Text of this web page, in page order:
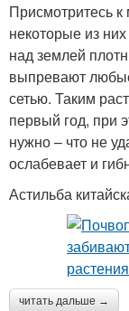
Присмотритесь к
некоторые из
над землей
выпревают
сетью. Таким
первый год, при
нужно – что не
ослабевает и
Астильба
читать дальше →